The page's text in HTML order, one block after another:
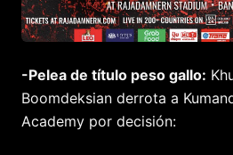
-Pelea de título peso gallo:
Boomdeksian derrota a
Academy por decisión: